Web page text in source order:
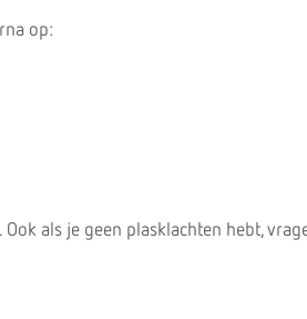
op:
als je geen plasklachten hebt,